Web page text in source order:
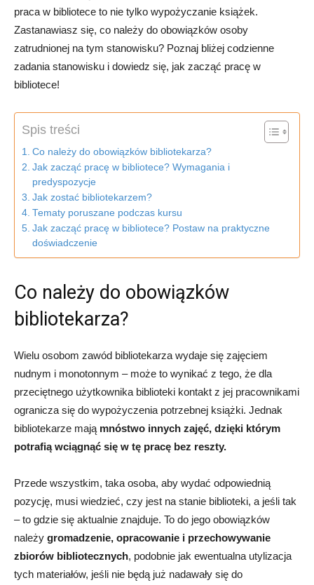
praca w bibliotece to nie tylko wypożyczanie książek.
Zastanawiasz się, co należy do obowiązków osoby
zatrudnionej na tym stanowisku? Poznaj bliżej codzienne
zadania stanowisku i dowiedz się, jak zacząć pracę w
bibliotece!
Spis treści
Co należy do obowiązków bibliotekarza?
Jak zacząć pracę w bibliotece? Wymagania i
predyspozycje
Jak zostać bibliotekarzem?
Tematy poruszane podczas kursu
Jak zacząć pracę w bibliotece? Postaw na praktyczne
doświadczenie
Co należy do obowiązków
bibliotekarza?
Wielu osobom zawód bibliotekarza wydaje się zajęciem
nudnym i monotonnym – może to wynikać z tego, że dla
przeciętnego użytkownika biblioteki kontakt z jej pracownikami
ogranicza się do wypożyczenia potrzebnej książki. Jednak
bibliotekarze mają mnóstwo innych zajęć, dzięki którym
potrafią wciągnąć się w tę pracę bez reszty.
Przede wszystkim, taka osoba, aby wydać odpowiednią
pozycję, musi wiedzieć, czy jest na stanie biblioteki, a jeśli tak
– to gdzie się aktualnie znajduje. To do jego obowiązków
należy gromadzenie, opracowanie i przechowywanie
zbiorów bibliotecznych, podobnie jak ewentualna utylizacja
tych materiałów, jeśli nie będą już nadawały się do